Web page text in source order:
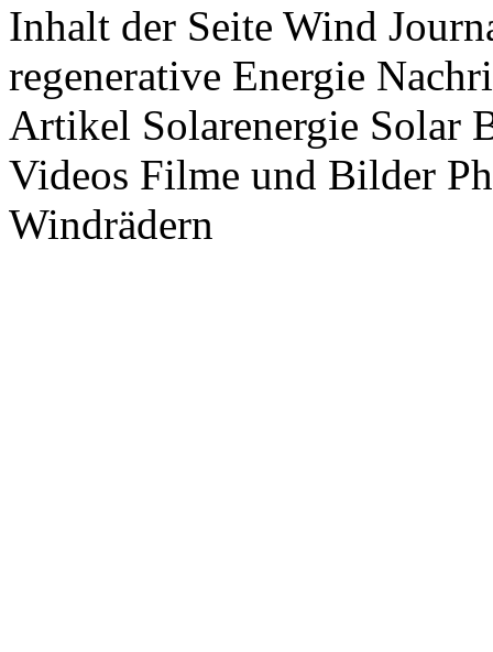
Inhalt der Seite Wind
regenerative Energie
Artikel Solarenergie Solar
Videos Filme und Bilder
Windrädern